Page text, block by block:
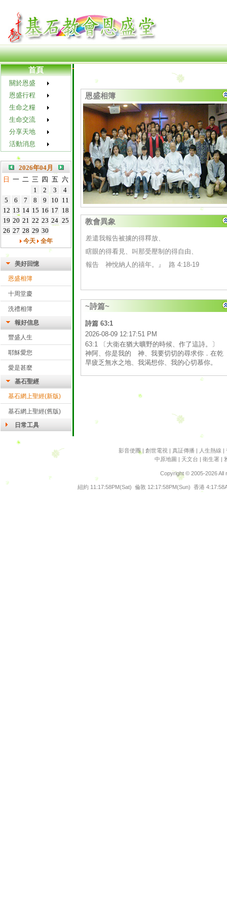
首頁
關於恩盛
恩盛行程
生命之糧
生命交流
分享天地
活動消息
2026年04月
日 一 二 三 四 五 六
1
2 3
4
5
6 7 8 9 10 11
12 13 14 15 16 17 18
19 20 21 22 23 24 25
26 27 28 29 30
今天 全年
美好回憶
恩盛相簿
十周堂慶
洗禮相簿
報好信息
豐盛人生
耶穌愛您
愛是甚麼
基石聖經
基石網上聖經(新版)
基石網上聖經(舊版)
日常工具
雅虎字典
港鐵路線
恩盛相簿
教會異象
『 主的靈在我身上、因為他用膏膏我、
叫我傳福音給貧窮的人．
差遣我報告被擄的得釋放、
瞎眼的得看見、叫那受壓制的得自由、
報告 神悅納人的禧年。』 路 4:18-19
~詩篇~
詩篇 63:1
2026-08-09 12:17:51 PM
63:1 〔大衛在猶大曠野的時候、作了這詩。〕
神阿、你是我的 神、我要切切的尋求你．在乾
旱疲乏無水之地、我渴想你、我的心切慕你。
影音使團| 創世電視 | 真証傳播 | 人生熱線 |
中原地圖 | 天文台 | 衛生署|
Copyright © 2005-2026
紐約 11:17:59PM(Sat) 倫敦 12:17:59PM(Sun) 香港